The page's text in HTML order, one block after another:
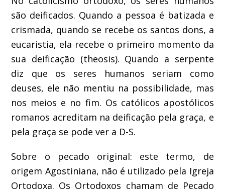
são deificados. Quando a pessoa é batizada e
crismada, quando se recebe os santos dons, a
eucaristia, ela recebe o primeiro momento da
sua deificação (theosis). Quando a serpente
diz que os seres humanos seriam como
deuses, ele não mentiu na possibilidade, mas
nos meios e no fim. Os católicos apostólicos
romanos acreditam na deificação pela graça, e
pela graça se pode ver a D-S.
Sobre o pecado original: este termo, de
origem Agostiniana, não é utilizado pela Igreja
Ortodoxa. Os Ortodoxos chamam de Pecado